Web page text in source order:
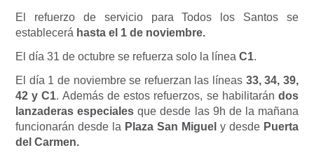
El refuerzo de servicio para Todos los Santos se
establecerá hasta el 1 de noviembre.
El día 31 de octubre se refuerza solo la línea C1.
El día 1 de noviembre se refuerzan las líneas 33, 34, 39,
42 y C1. Además de estos refuerzos, se habilitarándos
lanzaderas especiales que desde las 9h de la mañana
funcionarán desde la Plaza San Miguel y desde Puerta
del Carmen.